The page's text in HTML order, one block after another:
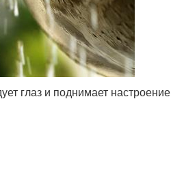
глаз и поднимает настроение